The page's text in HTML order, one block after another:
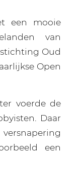
een mooie
van
Oud
Open
voerde de
Daar
een